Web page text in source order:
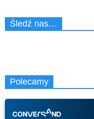
Śledź nas…
Polecamy